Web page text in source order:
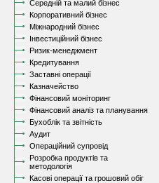
Середній та малий бізнес
Корпоративний бізнес
Міжнародний бізнес
Інвестиційний бізнес
Ризик-менеджмент
Кредитування
Заставні операції
Казначейство
Фінансовий моніторинг
Фінансовий аналіз та планування
Бухоблік та звітність
Аудит
Операційний супровід
Розробка продуктів та
методологія
Касові операції та грошовий обіг